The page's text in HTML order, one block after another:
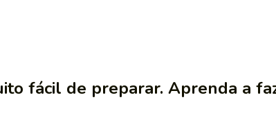
fácil de preparar. Aprenda a